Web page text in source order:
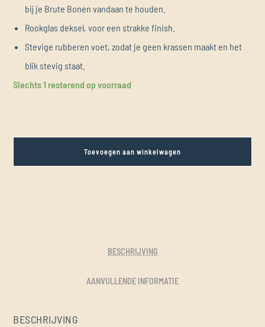
bij je Brute Bonen vandaan te houden.
Rookglas deksel, voor een strakke finish.
Stevige rubberen voet, zodat je geen krassen maakt en het
blik stevig staat.
Slechts 1 resterend op voorraad
Toevoegen aan winkelwagen
BESCHRIJVING
AANVULLENDE INFORMATIE
BESCHRIJVING